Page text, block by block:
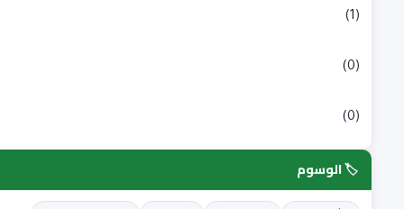
(1)
(0)
(0)
🏷️ الوسوم